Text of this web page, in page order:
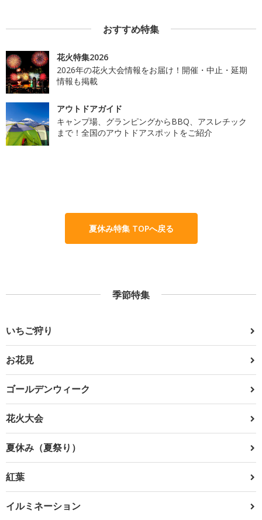
おすすめ特集
花火特集2026
2026年の花火大会情報をお届け！開催・中止・延期
情報も掲載
アウトドアガイド
キャンプ場、グランピングからBBQ、アスレチック
まで！全国のアウトドアスポットをご紹介
夏休み特集 TOPへ戻る
季節特集
いちご狩り
お花見
ゴールデンウィーク
花火大会
夏休み（夏祭り）
紅葉
イルミネーション